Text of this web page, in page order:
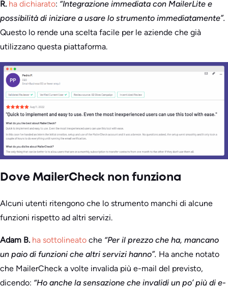
R. ha dichiarato: “Integrazione immediata con MailerLite e
possibilità di iniziare a usare lo strumento immediatamente”.
Questo lo rende una scelta facile per le aziende che già
utilizzano questa piattaforma.
Dove MailerCheck non funziona
Alcuni utenti ritengono che lo strumento manchi di alcune
funzioni rispetto ad altri servizi.
Adam B. ha sottolineato che “Per il prezzo che ha, mancano
un paio di funzioni che altri servizi hanno”. Ha anche notato
che MailerCheck a volte invalida più e-mail del previsto,
dicendo: “Ho anche la sensazione che invalidi un po’ più di e-